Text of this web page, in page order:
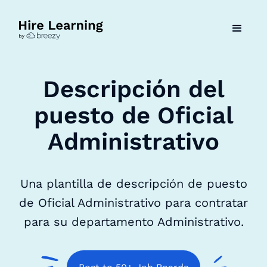
Descripción del
puesto de Oficial
Administrativo
Una plantilla de descripción de puesto
de Oficial Administrativo para contratar
para su departamento Administrativo.